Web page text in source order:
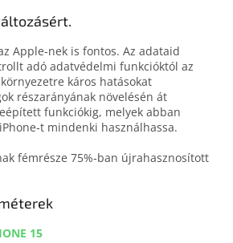
Apple‑nek is fontos. Az adataid
adó adatvédelmi funkcióktól az
káros hatásokat
részarányának növelésén át
funkciókig, melyek abban
mindenki használhassa.
fémrésze 75%‑ban újrahasznosított
15